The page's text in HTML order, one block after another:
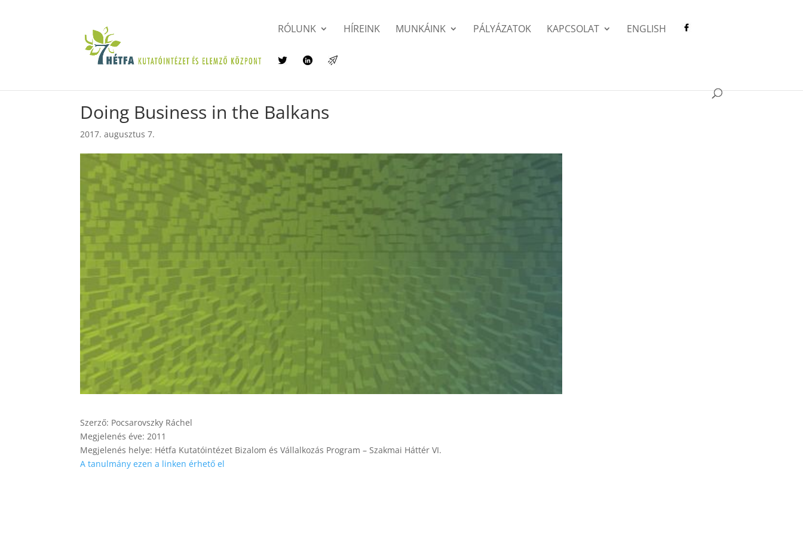
RÓLUNK HÍREINK MUNKÁINK PÁLYÁZATOK KAPCSOLAT ENGLISH
Doing Business in the Balkans
2017. augusztus 7.
Szerző: Pocsarovszky Ráchel
Megjelenés éve: 2011
Megjelenés helye: Hétfa Kutatóintézet Bizalom és Vállalkozás Program – Szakmai Háttér VI.
A tanulmány ezen a linken érhető el